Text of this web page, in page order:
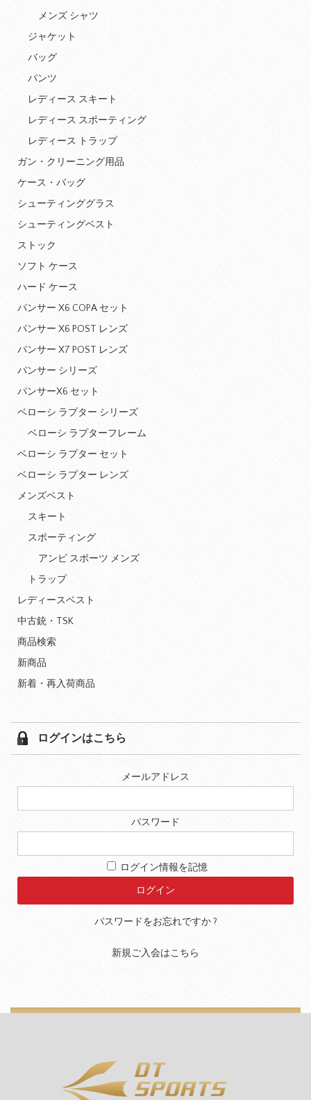
メンズ シャツ
ジャケット
バッグ
パンツ
レディース スキート
レディース スポーティング
レディース トラップ
ガン・クリーニング用品
ケース・バッグ
シューティンググラス
シューティングベスト
ストック
ソフト ケース
ハード ケース
パンサー X6 COPA セット
パンサー X6 POST レンズ
パンサー X7 POST レンズ
パンサー シリーズ
パンサーX6 セット
ベローシ ラプター シリーズ
ベローシ ラプターフレーム
ベローシ ラプター セット
ベローシ ラプター レンズ
メンズベスト
スキート
スポーティング
アンビ スポーツ メンズ
トラップ
レディースベスト
中古銃・TSK
商品検索
新商品
新着・再入荷商品
ログインはこちら
メールアドレス
パスワード
ログイン情報を記憶
パスワードをお忘れですか ?
新規ご入会はこちら